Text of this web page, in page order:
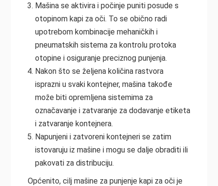
Mašina se aktivira i počinje puniti posude s
otopinom kapi za oči. To se obično radi
upotrebom kombinacije mehaničkih i
pneumatskih sistema za kontrolu protoka
otopine i osiguranje preciznog punjenja.
Nakon što se željena količina rastvora
isprazni u svaki kontejner, mašina takođe
može biti opremljena sistemima za
označavanje i zatvaranje za dodavanje etiketa
i zatvaranje kontejnera.
Napunjeni i zatvoreni kontejneri se zatim
istovaruju iz mašine i mogu se dalje obraditi ili
pakovati za distribuciju.
Općenito, cilj mašine za punjenje kapi za oči je